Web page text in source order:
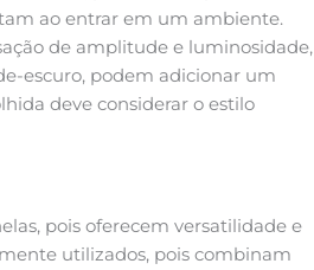
ao entrar em um ambiente.
de amplitude e luminosidade,
escuro, podem adicionar um
deve considerar o estilo
pois oferecem versatilidade e
utilizados, pois combinam